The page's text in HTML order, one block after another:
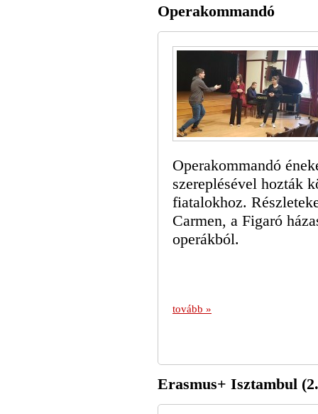
Operakommandó
Operakommandó
szereplésével hozták
fiatalokhoz.
Carmen, a Figaró
operákból.
tovább »
Erasmus+ Isztambul